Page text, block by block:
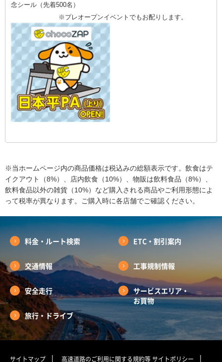
念シール（先着500名）
※プレオープンイベントでもお配りします。
※当ホームページ内の商品価格は税込みの総額表示です。飲食はテ
イクアウト（8%）、店内飲食（10%）、物販は飲料食品（8%）、
飲料食品以外の雑貨（10%）など購入される商品やご利用形態によ
って税率が異なります。ご購入時に各店舗でご確認ください。
料金・ルート検索 ETC・割引案内
交通情報 工事規制情報
安全走行
サービスエリア・
お買物
旅行・ドライブ
サイトマップ 高速道路のご利用に関する規約等サイトポリシー